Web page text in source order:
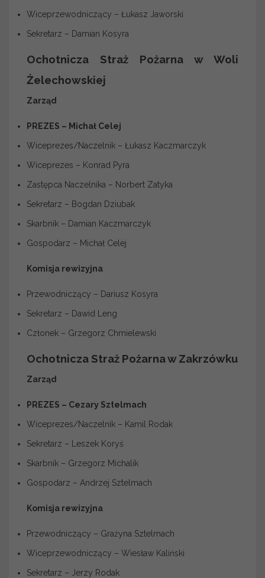
Wiceprzewodniczący – Łukasz Jaworski
Sekretarz – Damian Kosyra
Ochotnicza Straż Pożarna w Woli
Żelechowskiej
Zarząd
PREZES – Michał Celej
Wiceprezes/Naczelnik – Łukasz Kaczmarczyk
Wiceprezes – Konrad Pyra
Zastępca Naczelnika – Norbert Zatyka
Sekretarz – Bogdan Dziubak
Skarbnik – Damian Kaczmarczyk
Gospodarz – Michał Celej
Komisja rewizyjna
Przewodniczący – Dariusz Kosyra
Sekretarz – Dawid Leng
Członek – Grzegorz Chmielewski
Ochotnicza Straż Pożarna w Zakrzówku
Zarząd
PREZES – Cezary Sztelmach
Wiceprezes/Naczelnik – Kamil Rodak
Sekretarz – Leszek Koryś
Skarbnik – Grzegorz Michalik
Gospodarz – Andrzej Sztelmach
Komisja rewizyjna
Przewodniczący – Grażyna Sztelmach
Wiceprzewodniczący – Wiesław Kaliński
Sekretarz – Jerzy Rodak